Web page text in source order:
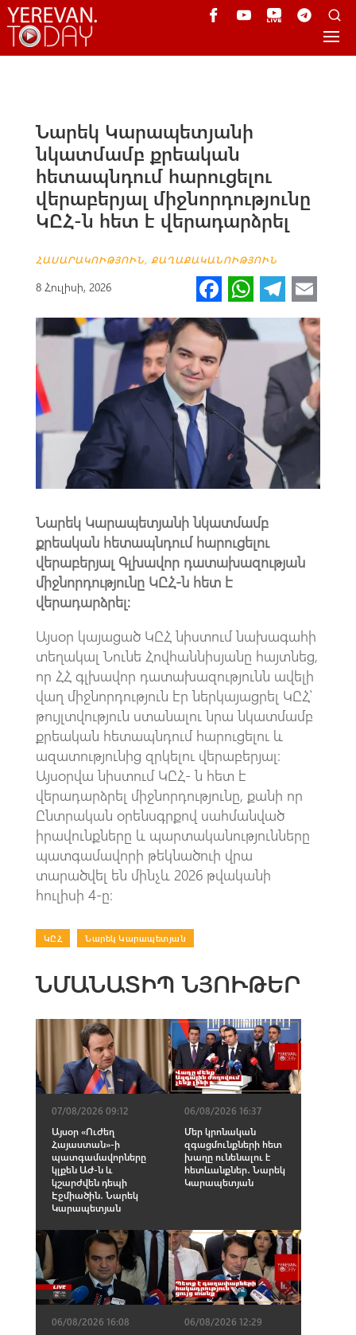
Նարեկ Կարապետյանի
նկատմամբ քրեական
հետապնդում հարուցելու
վերաբերյալ միջնորդությունը
ԿԸՀ-ն հետ է վերադարձրել
ՀԱՍԱՐԱԿՈՒԹՅՈՒՆ, ՔԱՂԱՔԱԿԱՆՈՒԹՅՈՒՆ
8 Հուլիսի, 2026 Fa
ce
b
o
o
k
W
h
at
A
p
p
Te
le
gr
a
m
m
ail
Նարեկ Կարապետյանի նկատմամբ
քրեական հետապնդում հարուցելու
վերաբերյալ Գլխավոր դատախազության
միջնորդությունը ԿԸՀ-ն հետ է
վերադարձրել:
Այսօր կայացած ԿԸՀ նիստում նախագահի
տեղակալ Նունե Հովհաննիսյանը հայտնեց,
որ ՀՀ գլխավոր դատախազությունն ավելի
վաղ միջնորդություն էր ներկայացրել ԿԸՀ՝
թույլտվություն ստանալու նրա նկատմամբ
քրեական հետապնդում հարուցելու և
ազատությունից զրկելու վերաբերյալ։
Այսօրվա նիստում ԿԸՀ- ն հետ է
վերադարձրել միջնորդությունը, քանի որ
Ընտրական օրենսգրքով սահմանված
իրավունքները և պարտականությունները
պատգամավորի թեկնածուի վրա
տարածվել են մինչև 2026 թվականի
հուլիսի 4-ը։
ԿԸՀ Նարեկ Կարապետյան
ՆՄԱՆԱՏԻՊ ՆՅՈՒԹԵՐ
07/08/2026 09:12
Այսօր «Ուժեղ
Հայաստան»-ի
պատգամավորները
կլքեն ԱԺ-ն և
կշարժվեն դեպի
Էջմիածին․ Նարեկ
Կարապետյան
06/08/2026 16:37
Մեր կրոնական
զգացմունքների հետ
խաղը ունենալու է
հետևանքներ․ Նարեկ
Կարապետյան
06/08/2026 16:08
06/08/2026 12:29